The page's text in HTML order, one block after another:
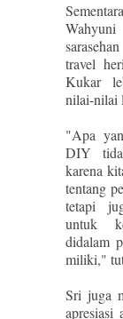
travel
Kukar
nilai-nilai
"Apa
DIY
karena
tentang
tetapi
untuk
didalam
miliki,"
Sri juga
apresiasi